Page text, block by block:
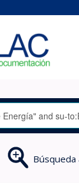
Búsqueda